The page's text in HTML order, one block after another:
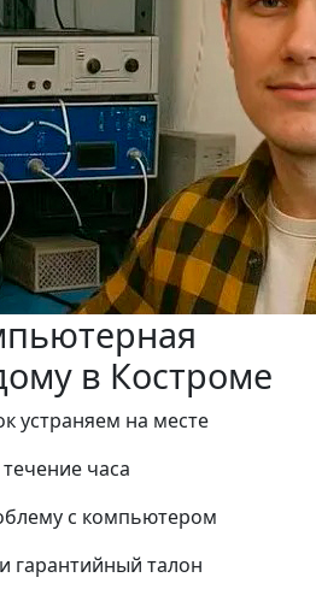
в Костроме
устраняем на месте
часа
с компьютером
гарантийный талон